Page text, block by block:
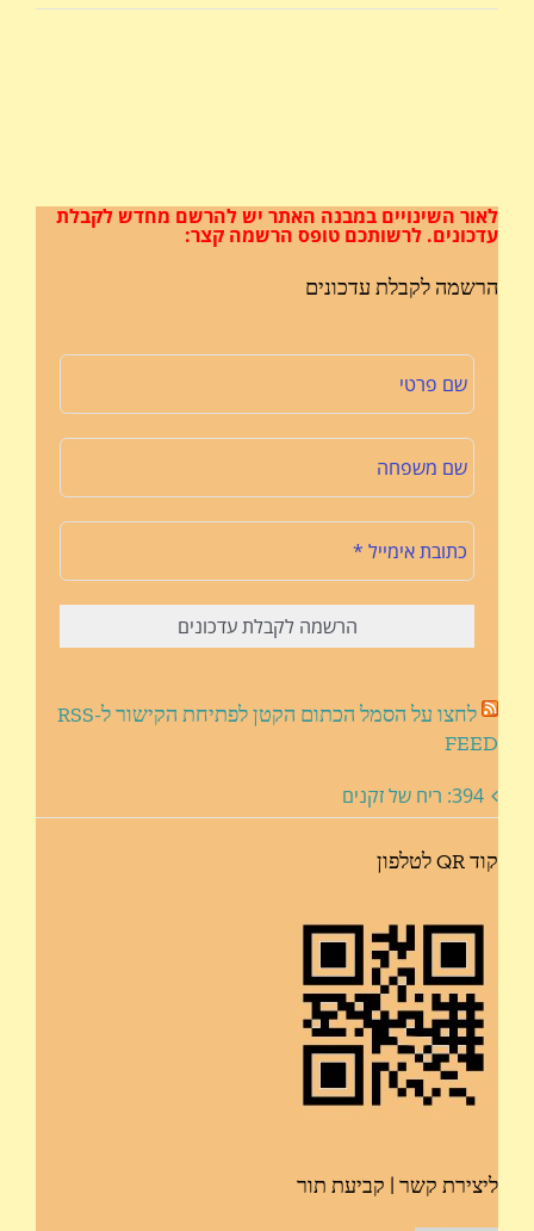
לאור השינויים במבנה האתר יש להרשם מחדש לקבלת
עדכונים. לרשותכם טופס הרשמה קצר:
הרשמה לקבלת עדכונים
לחצו על הסמל הכתום הקטן לפתיחת הקישור ל-RSS
FEED
394: ריח של זקנים
קוד QR לטלפון
ליצירת קשר | קביעת תור